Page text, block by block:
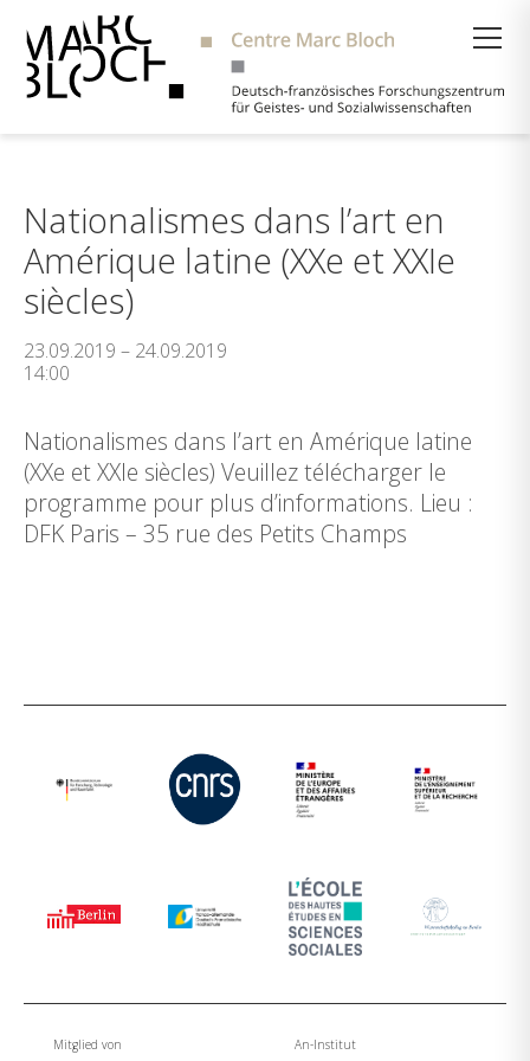
Nationalismes dans l’art en
Amérique latine (XXe et XXIe
siècles)
23.09.2019 – 24.09.2019
14:00
Nationalismes dans l’art en Amérique latine
(XXe et XXIe siècles) Veuillez télécharger le
programme pour plus d’informations. Lieu :
DFK Paris – 35 rue des Petits Champs
Mitglied von An-Institut